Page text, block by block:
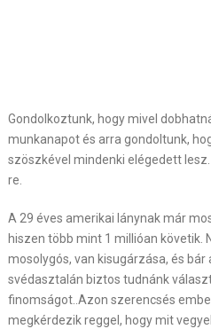
Gondolkoztunk, hogy mivel
munkanapot és arra gondoltunk,
szöszkével mindenki elégedett
re.
A 29 éves amerikai lánynak már
hiszen több mint 1 millióan követik.
mosolygós, van kisugárzása, és
svédasztalán biztos tudnánk
finomságot..Azon szerencsés
megkérdezik reggel, hogy mit